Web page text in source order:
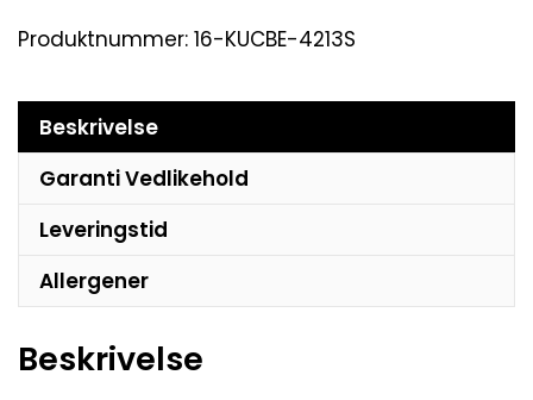
Produktnummer: 16-KUCBE-4213S
Beskrivelse
Garanti Vedlikehold
Leveringstid
Allergener
Beskrivelse